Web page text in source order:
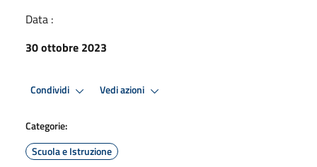
Data :
30 ottobre 2023
Condividi Vedi azioni
Categorie:
Scuola e Istruzione